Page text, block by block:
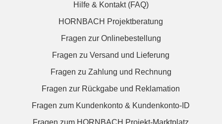
Hilfe & Kontakt (FAQ)
HORNBACH Projektberatung
Fragen zur Onlinebestellung
Fragen zu Versand und Lieferung
Fragen zu Zahlung und Rechnung
Fragen zur Rückgabe und Reklamation
Fragen zum Kundenkonto & Kundenkonto-ID
Fragen zum HORNBACH Projekt-Marktplatz